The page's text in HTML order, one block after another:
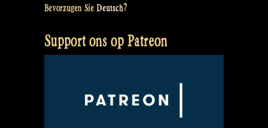
Bevorzugen Sie Deutsch?
Support ons op Patreon